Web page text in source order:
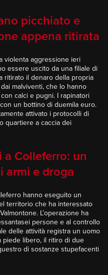
picchiato e
appena ritirata
violenta aggressione ieri
essere uscito da una filiale di
ritirato il denaro della propria
malviventi, che lo hanno
calci e pugni. I rapinatori
un bottino di duemila euro.
attivato i protocolli di
quartiere a caccia dei
Colleferro: un
armi e droga
hanno eseguito un
territorio che ha interessato
L’operazione ha
persone e al controllo
delle attività registra un uomo
piede libero, il ritiro di due
di sostanze stupefacenti